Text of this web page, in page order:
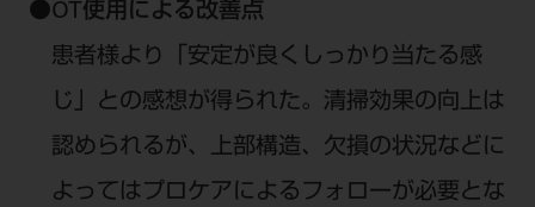
●OT使用による改善点
患者様より「安定が良くしっかり当たる感
じ」との感想が得られた。清掃効果の向上は
認められるが、上部構造、欠損の状況などに
よってはプロケアによるフォローが必要とな